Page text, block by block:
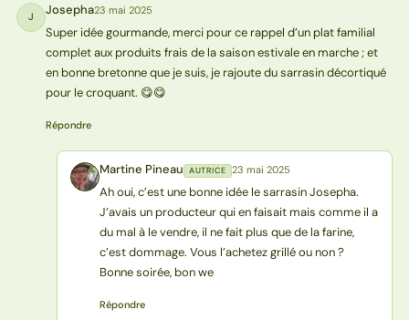
J Josepha23 mai 2025
Super idée gourmande, merci pour ce rappel d’un plat familial
complet aux produits frais de la saison estivale en marche ; et
en bonne bretonne que je suis, je rajoute du sarrasin décortiqué
pour le croquant. 😋😋
Répondre
MP Martine Pineau AUTRICE 23 mai 2025
Ah oui, c’est une bonne idée le sarrasin Josepha.
J’avais un producteur qui en faisait mais comme il a
du mal à le vendre, il ne fait plus que de la farine,
c’est dommage. Vous l’achetez grillé ou non ?
Bonne soirée, bon we
Répondre